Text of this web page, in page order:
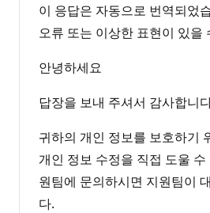
이 응답은 자동으로 번역되었
오류 또는 이상한 표현이 있을
안녕하세요
답장을 보내 주셔서 감사합니
귀하의 개인 정보를 보호하기
개인 정보 수정을 직접 도울
원팀에 문의하시면 지원팀이
다.